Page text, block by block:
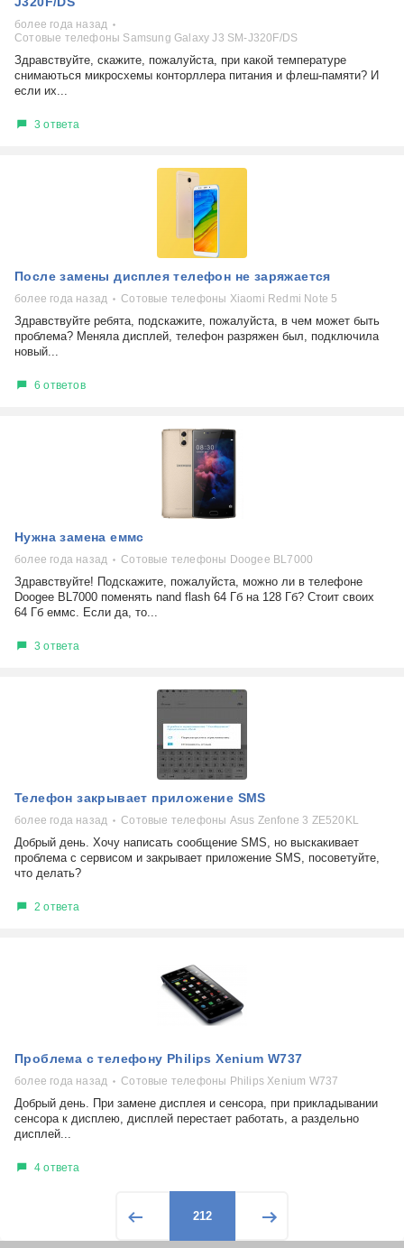
более года назад
Сотовые телефоны Samsung Galaxy J3 SM-J320F/DS
Здравствуйте, скажите, пожалуйста, при какой температуре
снимаються микросхемы конторллера питания и флеш-памяти? И
если их...
3 ответа
После замены дисплея телефон не заряжается
более года назад Сотовые телефоны Xiaomi Redmi Note 5
Здравствуйте ребята, подскажите, пожалуйста, в чем может быть
проблема? Меняла дисплей, телефон разряжен был, подключила
новый...
6 ответов
Нужна замена еммс
более года назад Сотовые телефоны Doogee BL7000
Здравствуйте! Подскажите, пожалуйста, можно ли в телефоне
Doogee BL7000 поменять nand flash 64 Гб на 128 Гб? Стоит своих
64 Гб еммс. Если да, то...
3 ответа
Телефон закрывает приложение SMS
более года назад Сотовые телефоны Asus Zenfone 3 ZE520KL
Добрый день. Хочу написать сообщение SMS, но выскакивает
проблема с сервисом и закрывает приложение SMS, посоветуйте,
что делать?
2 ответа
Проблема с телефону Philips Xenium W737
более года назад Сотовые телефоны Philips Xenium W737
Добрый день. При замене дисплея и сенсора, при прикладывании
сенсора к дисплею, дисплей перестает работать, а раздельно
дисплей...
4 ответа
212